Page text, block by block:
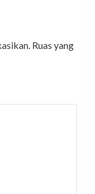
Ruas yang